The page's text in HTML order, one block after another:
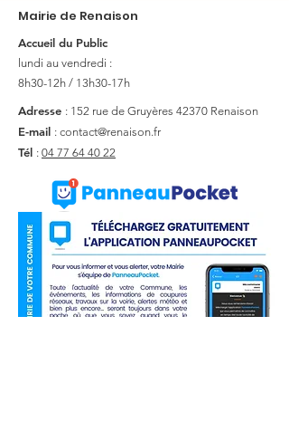
Mairie de Renaison
Accueil du Public
lundi au vendredi :
8h30-12h / 13h30-17h
Adresse : 152 rue de Gruyères 42370 Renaison
E-mail : contact@renaison.fr
Tél : 04 77 64 40 22